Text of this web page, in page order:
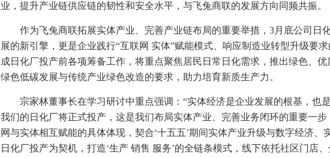
业，提升产业链供应链的韧性和安全水平，与飞兔商联的发展方向同频共振。
作为飞兔商联拓展实体产业、完善产业链布局的重要举措，3月底公司日
展的新引擎，更是企业践行“互联网 实体”赋能模式、响应制造业转型升级要
成日化厂投产前各项筹备工作，将重点聚焦居民日常日化需求，推出绿色、
绿色低碳发展与传统产业绿色改造的要求，助力培育新质生产力。
宗家林董事长在学习研讨中重点强调：“实体经济是企业发展的根基，也
我们的日化厂将正式投产，这是我们布局实体产业、完善业务闭环的重要一
网与实体相互赋能的具体体现，契合‘十五五’期间实体产业升级与数字经济、
日化厂投产为契机，打造‘生产 销售 服务’的全链条模式，线下依托社区门店